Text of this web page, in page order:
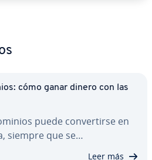
cómo ganar dinero con las
puede co­n­ve­r­ti­r­se en
siempre que se…
Leer más